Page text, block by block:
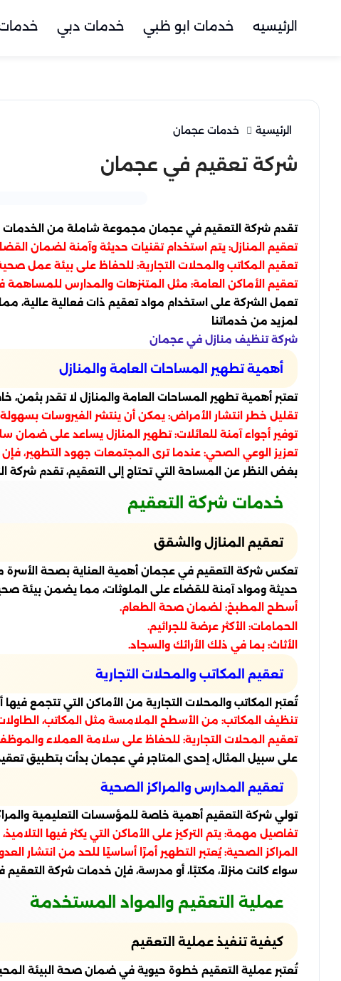
الرئيسيه خدمات ابو ظبي خدمات دبي
الرئيسية خدمات عجمان
شركة تعقيم في عجمان
تقدم شركة التعقيم في عجمان مجموعة شاملة من الخدمات
تعقيم المنازل: يتم استخدام تقنيات حديثة وآمنة لضمان
تعقيم المكاتب والمحلات التجارية: للحفاظ على بيئة عمل
تعقيم الأماكن العامة: مثل المتنزهات والمدارس للمساهمة
تعمل الشركة على استخدام مواد تعقيم ذات فعالية عالية،
لمزيد من خدماتنا
شركة تنظيف منازل في عجمان
أهمية تطهير المساحات العامة والمنازل
تعتبر أهمية تطهير المساحات العامة والمنازل لا تقدر
تقليل خطر انتشار الأمراض: يمكن أن ينتشر الفيروسات
توفير أجواء آمنة للعائلات: تطهير المنازل يساعد على ضمان
تعزيز الوعي الصحي: عندما ترى المجتمعات جهود التطهير، فإن
بغض النظر عن المساحة التي تحتاج إلى التعقيم، تقدم
خدمات شركة التعقيم
تعقيم المنازل والشقق
تعكس شركة التعقيم في عجمان أهمية العناية بصحة الأسرة من
حديثة ومواد آمنة للقضاء على الملوثات، مما يضمن بيئة
أسطح المطبخ: لضمان صحة الطعام.
الحمامات: الأكثر عرضة للجراثيم.
الأثاث: بما في ذلك الأرائك والسجاد.
تعقيم المكاتب والمحلات التجارية
تُعتبر المكاتب والمحلات التجارية من الأماكن التي تتجمع
تنظيف المكاتب: من الأسطح الملامسة مثل المكاتب،
تعقيم المحلات التجارية: للحفاظ على سلامة العملاء
على سبيل المثال، إحدى المتاجر في عجمان بدأت بتطبيق
تعقيم المدارس والمراكز الصحية
تولي شركة التعقيم أهمية خاصة للمؤسسات التعليمية
تفاصيل مهمة: يتم التركيز على الأماكن التي يكثر فيها
المراكز الصحية: يُعتبر التطهير أمرًا أساسيًا للحد من انتشار
سواء كانت منزلاً، مكتبًا، أو مدرسة، فإن خدمات شركة
عملية التعقيم والمواد المستخدمة
كيفية تنفيذ عملية التعقيم
تُعتبر عملية التعقيم خطوة حيوية في ضمان صحة البيئة